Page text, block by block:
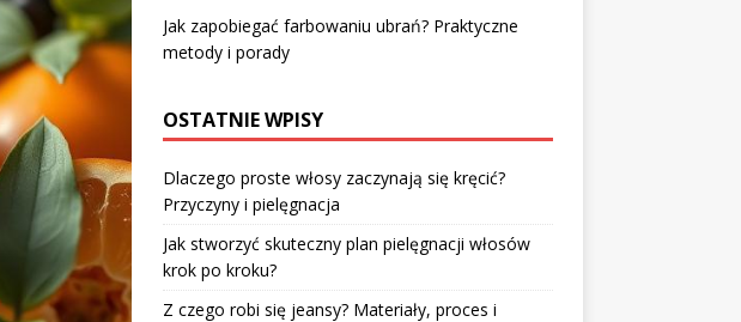
Jak zapobiegać farbowaniu ubrań? Praktyczne
metody i porady
OSTATNIE WPISY
Dlaczego proste włosy zaczynają się kręcić?
Przyczyny i pielęgnacja
Jak stworzyć skuteczny plan pielęgnacji włosów
krok po kroku?
Z czego robi się jeansy? Materiały, proces i